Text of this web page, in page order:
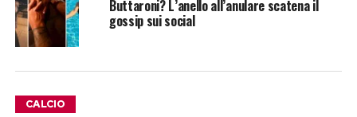
Buttaroni? L’anello all’anulare scatena il
gossip sui social
CALCIO